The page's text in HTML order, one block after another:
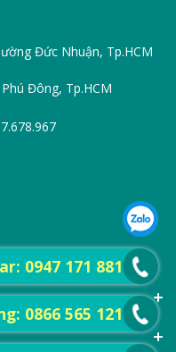
Đức Nhuận, Tp.HCM
Đông, Tp.HCM
0947 171 881
0866 565 121